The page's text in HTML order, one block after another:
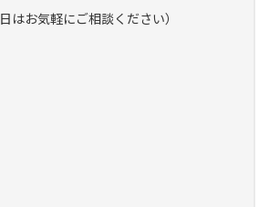
はお気軽にご相談ください）